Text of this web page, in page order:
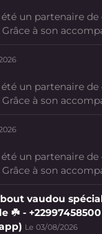
un partenaire
à son
un partenaire
à son
un partenaire
à son
vaudou
☘️ - +22997458500
Le 03/08/2026